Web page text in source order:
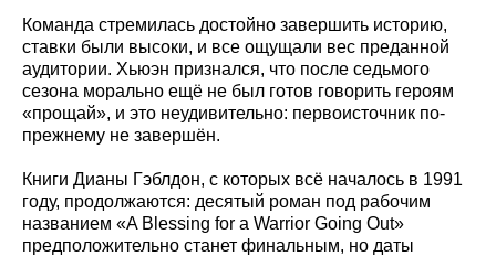
Команда стремилась достойно завершить историю,
ставки были высоки, и все ощущали вес преданной
аудитории. Хьюэн признался, что после седьмого
сезона морально ещё не был готов говорить героям
«прощай», и это неудивительно: первоисточник по-
прежнему не завершён.
Книги Дианы Гэблдон, с которых всё началось в 1991
году, продолжаются: десятый роман под рабочим
названием «A Blessing for a Warrior Going Out»
предположительно станет финальным, но даты